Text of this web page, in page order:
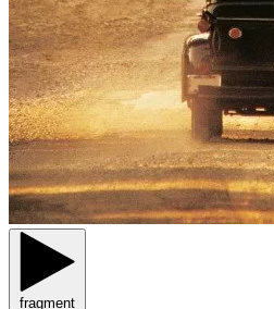
fragment